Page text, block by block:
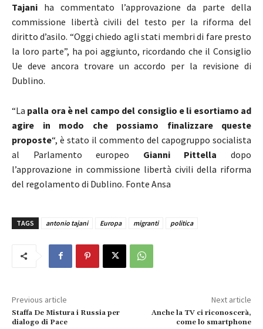
Tajani ha commentato l’approvazione da parte della
commissione libertà civili del testo per la riforma del
diritto d’asilo. “Oggi chiedo agli stati membri di fare presto
la loro parte”, ha poi aggiunto, ricordando che il Consiglio
Ue deve ancora trovare un accordo per la revisione di
Dublino.
“La palla ora è nel campo del consiglio e li esortiamo ad
agire in modo che possiamo finalizzare queste
proposte“, è stato il commento del capogruppo socialista
al Parlamento europeo Gianni Pittella dopo
l’approvazione in commissione libertà civili della riforma
del regolamento di Dublino. Fonte Ansa
TAGS antonio tajani Europa migranti politica
Previous article
Staffa De Mistura i Russia per
dialogo di Pace
Next article
Anche la TV ci riconoscerà,
come lo smartphone